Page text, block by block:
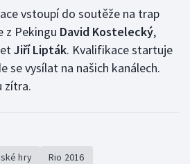
vstoupí do soutěže na trap
z Pekingu David Kostelecký,
Jiří Lipták. Kvalifikace startuje
se vysílat na našich kanálech.
zítra.
hry Rio 2016